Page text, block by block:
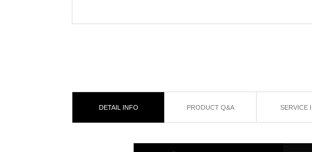
DETAIL INFO PRODUCT Q&A SERVICE